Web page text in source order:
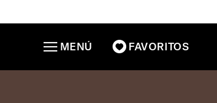
FAVORITOS
MENÚ